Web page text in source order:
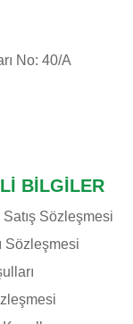
No: 40/A
BILGILER
Sözleşmesi
Sözleşmesi